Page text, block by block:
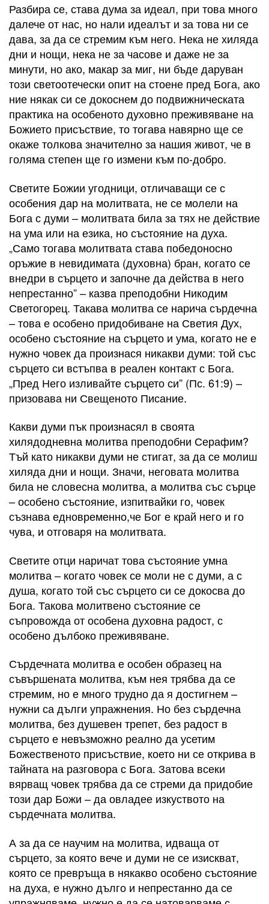
Разбира се, става дума за идеал, при това много
далече от нас, но нали идеалът и за това ни се
дава, за да се стремим към него. Нека не хиляда
дни и нощи, нека не за часове и даже не за
минути, но ако, макар за миг, ни бъде даруван
този светоотечески опит на стоене пред Бога, ако
ние някак си се докоснем до подвижническата
практика на особеното духовно преживяване на
Божието присъствие, то тогава навярно ще се
окаже толкова значително за нашия живот, че в
голяма степен ще го измени към по-добро.
Светите Божии угодници, отличаващи се с
особения дар на молитвата, не се молели на
Бога с думи – молитвата била за тях не действие
на ума или на езика, но състояние на духа.
„Само тогава молитвата става победоносно
оръжие в невидимата (духовна) бран, когато се
внедри в сърцето и започне да действа в него
непрестанно” – казвa преподобни Никодим
Светогорец. Такава молитва се нарича сърдечна
– това е особено придобиване на Светия Дух,
особено състояние на сърцето и ума, когато не е
нужно човек да произнася никакви думи: той със
сърцето си встъпва в реален контакт с Бога.
„Пред Него изливайте сърцето си” (Пс. 61:9) –
призовава ни Свещеното Писание.
Какви думи пък произнасял в своята
хилядодневна молитва преподобни Серафим?
Тъй като никакви думи не стигат, за да се молиш
хиляда дни и нощи. Значи, неговата молитва
била не словесна молитва, а молитва със сърце
– особено състояние, изпитвайки го, човек
съзнава едновременно,че Бог е край него и го
чува, и отговаря на молитвата.
Светите отци наричат това състояние умна
молитва – когато човек се моли не с думи, а с
душа, когато той със сърцето си се докосва до
Бога. Такова молитвено състояние се
съпровожда от особена духовна радост, с
особено дълбоко преживяване.
Сърдечната молитва е особен образец на
съвършената молитва, към нея трябва да се
стремим, но е много трудно да я достигнем –
нужни са дълги упражнения. Но без сърдечна
молитва, без душевен трепет, без радост в
сърцето е невъзможно реално да усетим
Божественото присъствие, което ни се открива в
тайната на разговора с Бога. Затова всеки
вярващ човек трябва да се стреми да придобие
този дар Божи – да овладее изкуството на
сърдечната молитва.
А за да се научим на молитва, идваща от
сърцето, за която вече и думи не се изискват,
която се превръща в някакво особено състояние
на духа, е нужно дълго и непрестанно да се